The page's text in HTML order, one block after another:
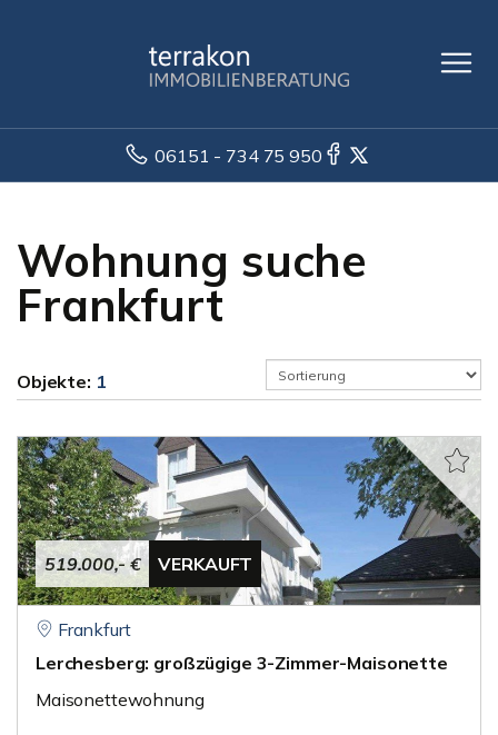
06151 - 734 75 950
Wohnung suche
Frankfurt
Objekte: 1
519.000,- € VERKAUFT
Frankfurt
Lerchesberg: großzügige 3-Zimmer-Maisonette
Maisonettewohnung